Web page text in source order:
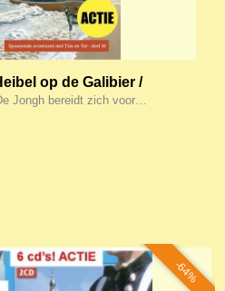
op de Galibier /
9 en 10)
Jongh bereidt zich voor…
-64%